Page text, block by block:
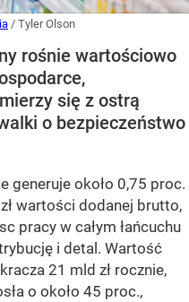
/ Tyler Olson
rośnie wartościowo
się z ostrą
o bezpieczeństwo
generuje około 0,75 proc.
wartości dodanej brutto,
pracy w całym łańcuchu
i detal. Wartość
21 mld zł rocznie,
o około 45 proc.,